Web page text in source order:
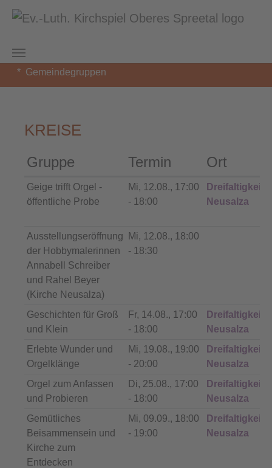
Zum Hauptinhalt springen
Sie sind hier:
Kirchspiel Oberes Spreetal
Gemeindegruppen
KREISE
Gruppe Termin Ort
Geige trifft Orgel -
öffentliche Probe
Mi, 12.08., 17:00
- 18:00
Neusalza
Ausstellungseröffnung
der Hobbymalerinnen
Annabell Schreiber
und Rahel Beyer
(Kirche Neusalza)
Mi, 12.08., 18:00
- 18:30
Geschichten für Groß
und Klein
Fr, 14.08., 17:00
- 18:00
Neusalza
Erlebte Wunder und
Orgelklänge
Mi, 19.08., 19:00
- 20:00
Neusalza
Orgel zum Anfassen
und Probieren
Di, 25.08., 17:00
- 18:00
Neusalza
Gemütliches
Beisammensein und
Kirche zum
Entdecken
Mi, 09.09., 18:00
- 19:00
Neusalza